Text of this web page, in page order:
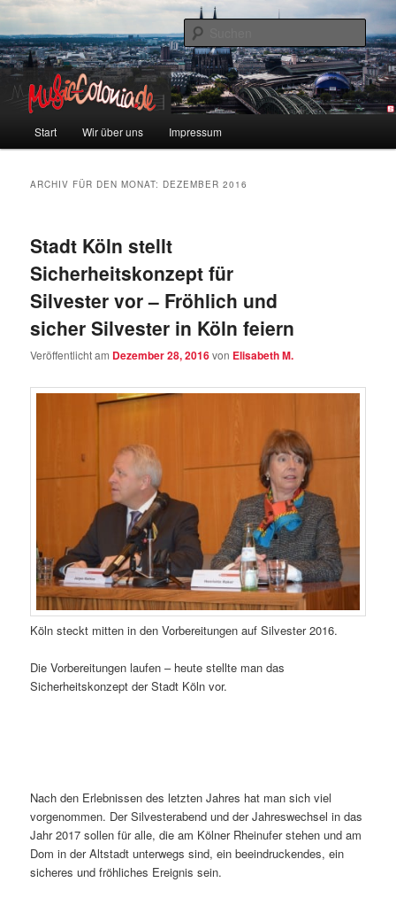
Zum
wechseln
Zum
sekundären
Inhalt
wechselnmusic-colonia
Colonia und Musik!
Start Wir über uns Impressum
ARCHIV FÜR DEN MONAT: DEZEMBER 2016
Stadt Köln stellt
Sicherheitskonzept für
Silvester vor – Fröhlich und
sicher Silvester in Köln feiern
Veröffentlicht am Dezember 28, 2016von Elisabeth M.
Köln steckt mitten in den Vorbereitungen auf Silvester 2016.
Die Vorbereitungen laufen – heute stellte man das
Sicherheitskonzept der Stadt Köln vor.
Nach den Erlebnissen des letzten Jahres hat man sich viel
vorgenommen. Der Silvesterabend und der Jahreswechsel in das
Jahr 2017 sollen für alle, die am Kölner Rheinufer stehen und am
Dom in der Altstadt unterwegs sind, ein beeindruckendes, ein
sicheres und fröhliches Ereignis sein.